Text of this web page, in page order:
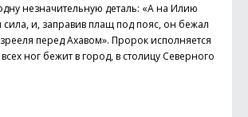
незначительную деталь: «А на Илию
и, заправив плащ под пояс, он бежал
перед Ахавом». Пророк исполняется
ног бежит в город, в столицу Северного